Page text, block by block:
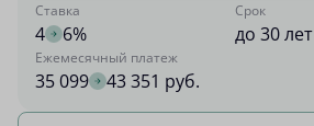
Ставка
4 6%
Срок
до 30 лет
Ежемесячный платеж
35 099 43 351 руб.